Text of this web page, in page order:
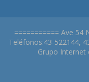
=========== Ave 54
Teléfonos:43-522144,
Grupo Internet